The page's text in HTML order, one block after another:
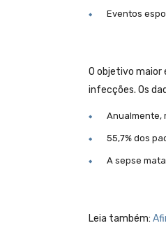
Eventos
O objetivo maior
infecções. Os
Anualmente,
55,7% dos
A sepse
Leia também: